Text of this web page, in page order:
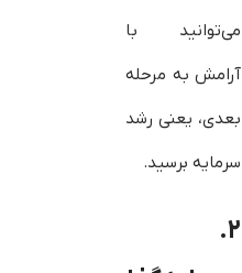
می‌توانید با
آرامش به مرحله
بعدی، یعنی رشد
سرمایه برسید.
۲.